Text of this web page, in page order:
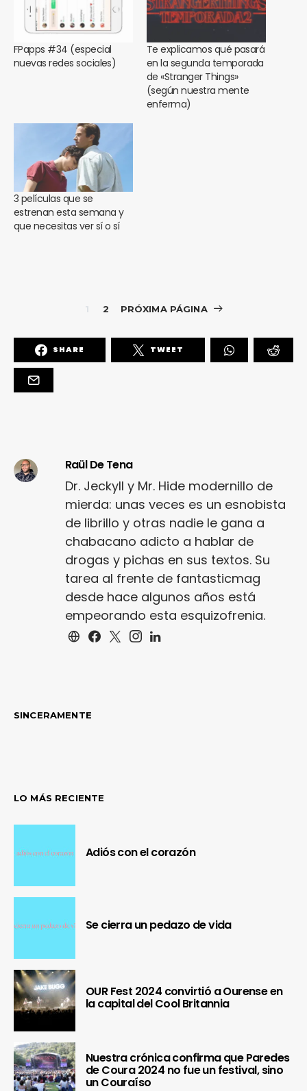
FPapps #34 (especial
nuevas redes sociales)
Te explicamos qué pasará
en la segunda temporada
de «Stranger Things»
(según nuestra mente
enferma)
3 películas que se
estrenan esta semana y
que necesitas ver sí o sí
1 2 PRÓXIMA PÁGINA
SHARE TWEET
Raül De Tena
Dr. Jeckyll y Mr. Hide modernillo de
mierda: unas veces es un esnobista
de librillo y otras nadie le gana a
chabacano adicto a hablar de
drogas y pichas en sus textos. Su
tarea al frente de fantasticmag
desde hace algunos años está
empeorando esta esquizofrenia.
SINCERAMENTE
LO MÁS RECIENTE
Adiós con el corazón
Se cierra un pedazo de vida
OUR Fest 2024 convirtió a Ourense en
la capital del Cool Britannia
Nuestra crónica confirma que Paredes
de Coura 2024 no fue un festival, sino
un Couraíso